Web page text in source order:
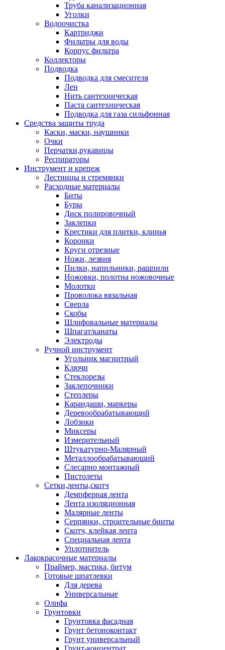
Труба канализационная
Уголки
Водоочистка
Картриджи
Фильтры для воды
Корпус фильтра
Коллекторы
Подводка
Подводка для смесителя
Лен
Нить сантехническая
Паста сантехническая
Подводка для газа сильфонная
Средства защиты труда
Каски, маски, наушники
Очки
Перчатки,рукавицы
Респираторы
Инструмент и крепеж
Лестницы и стремянки
Расходные материалы
Биты
Буры
Диск полировочный
Заклепки
Крестики для плитки, клинья
Коронки
Круги отрезные
Ножи, лезвия
Пилки, напильники, рашпили
Ножовки, полотна ножовочные
Молотки
Проволока вязальная
Сверла
Скобы
Шлифовальные материалы
Шпагат/канаты
Электроды
Ручной инструмент
Угольник магнитный
Ключи
Стеклорезы
Заклепочники
Степлеры
Карандаши, маркеры
Деревообрабатывающий
Лобзики
Миксеры
Измерительный
Штукатурно-Малярный
Металлообрабатывающий
Слесарно монтажный
Пистолеты
Сетки,ленты,скотч
Демпферная лента
Лента изоляционная
Малярные ленты
Серпянки, строительные бинты
Скотч, клейкая лента
Специальная лента
Уплотнитель
Лакокрасочные материалы
Праймер, мастика, битум
Готовые шпатлевки
Для дерева
Универсальные
Олифа
Грунтовки
Грунтовка фасадная
Грунт бетоноконтакт
Грунт универсальный